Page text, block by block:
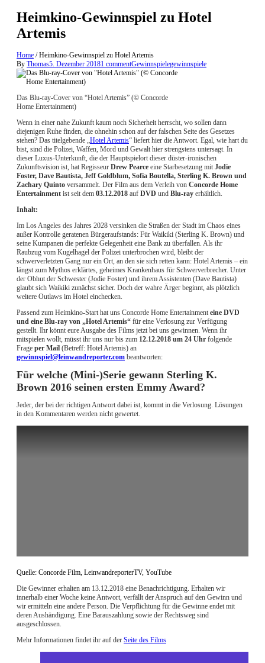
Heimkino-Gewinnspiel zu Hotel
Artemis
Home /Heimkino-Gewinnspiel zu Hotel Artemis
By Thomas5. Dezember 20181 commentGewinnspielegewinnspiele
Das Blu-ray-Cover von “Hotel Artemis” (© Concorde
Home Entertainment)
Wenn in einer nahe Zukunft kaum noch Sicherheit herrscht, wo sollen dann
diejenigen Ruhe finden, die ohnehin schon auf der falschen Seite des Gesetzes
stehen? Das titelgebende „Hotel Artemis“ liefert hier die Antwort. Egal, wie hart du
bist, sind die Polizei, Waffen, Mord und Gewalt hier strengstens untersagt. In
dieser Luxus-Unterkunft, die der Hauptspielort dieser düster-ironischen
Zukunftsvision ist, hat Regisseur Drew Pearce eine Starbesetzung mit Jodie
Foster, Dave Bautista, Jeff Goldblum, Sofia Boutella, Sterling K. Brown und
Zachary Quinto versammelt. Der Film aus dem Verleih von Concorde Home
Entertainment ist seit dem 03.12.2018 auf DVD und Blu-ray erhältlich.
Inhalt:
Im Los Angeles des Jahres 2028 versinken die Straßen der Stadt im Chaos eines
außer Kontrolle geratenen Bürgeraufstands: Für Waikiki (Sterling K. Brown) und
seine Kumpanen die perfekte Gelegenheit eine Bank zu überfallen. Als ihr
Raubzug vom Kugelhagel der Polizei unterbrochen wird, bleibt der
schwerverletzten Gang nur ein Ort, an den sie sich retten kann: Hotel Artemis – ein
längst zum Mythos erklärtes, geheimes Krankenhaus für Schwerverbrecher. Unter
der Obhut der Schwester (Jodie Foster) und ihrem Assistenten (Dave Bautista)
glaubt sich Waikiki zunächst sicher. Doch der wahre Ärger beginnt, als plötzlich
weitere Outlaws im Hotel einchecken.
Passend zum Heimkino-Start hat uns Concorde Home Entertainment eine DVD
und eine Blu-ray von „Hotel Artemis“ für eine Verlosung zur Verfügung
gestellt. Ihr könnt eure Ausgabe des Films jetzt bei uns gewinnen. Wenn ihr
mitspielen wollt, müsst ihr uns nur bis zum 12.12.2018 um 24 Uhr folgende
Frage per Mail (Betreff: Hotel Artemis) an
gewinnspiel@leinwandreporter.com beantworten:
Für welche (Mini-)Serie gewann Sterling K.
Brown 2016 seinen ersten Emmy Award?
Jeder, der bei der richtigen Antwort dabei ist, kommt in die Verlosung. Lösungen
in den Kommentaren werden nicht gewertet.
Quelle: Concorde Film, LeinwandreporterTV, YouTube
Die Gewinner erhalten am 13.12.2018 eine Benachrichtigung. Erhalten wir
innerhalb einer Woche keine Antwort, verfällt der Anspruch auf den Gewinn und
wir ermitteln eine andere Person. Die Verpflichtung für die Gewinne endet mit
deren Aushändigung. Eine Barauszahlung sowie der Rechtsweg sind
ausgeschlossen.
Mehr Informationen findet ihr auf der Seite des Films